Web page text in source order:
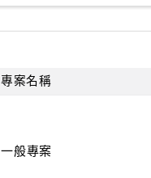
專案名稱
一般專案